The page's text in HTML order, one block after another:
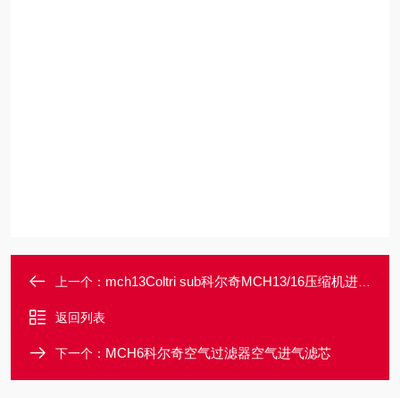
上一个： mch13Coltri sub科尔奇MCH13/16压缩机进气滤芯
返回列表
下一个： MCH6科尔奇空气过滤器空气进气滤芯